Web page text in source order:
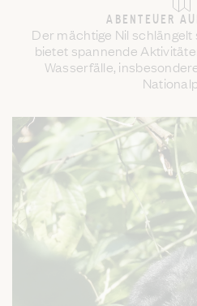
ABENTEUER
Der mächtige Nil
bietet spannende
Wasserfälle,